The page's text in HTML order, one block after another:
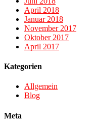
April 2018
Januar 2018
November 2017
Oktober 2017
April 2017
Kategorien
Allgemein
Blog
Meta